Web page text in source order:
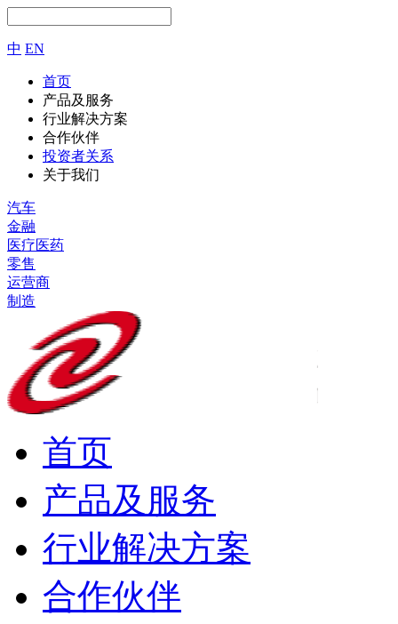
中 EN
首页
产品及服务
行业解决方案
合作伙伴
投资者关系
关于我们
汽车
金融
医疗医药
零售
运营商
制造
首页
产品及服务
行业解决方案
合作伙伴